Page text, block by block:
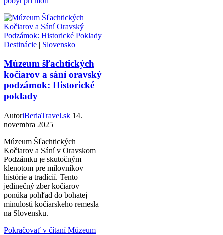
Destinácie | Slovensko
Múzeum šľachtických
kočiarov a sání oravský
podzámok: Historické
poklady
AutoriBeriaTravel.sk 14.
novembra 2025
Múzeum Šľachtických
Kočiarov a Sání v Oravskom
Podzámku je skutočným
klenotom pre milovníkov
histórie a tradícií. Tento
jedinečný zber kočiarov
ponúka pohľad do bohatej
minulosti kočiarskeho remesla
na Slovensku.
Pokračovať v čítaníMúzeum